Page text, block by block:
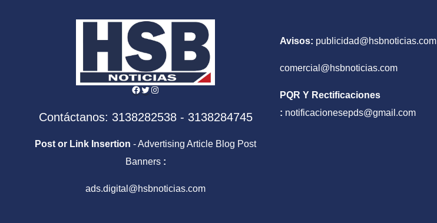
del Caribe
Facebook
Twitter
Instagram
Contáctanos: 3138282538 - 3138284745
Post or Link Insertion - Advertising Article Blog Post
Banners :
ads.digital@hsbnoticias.com
Avisos: publicidad@hsbnoticias.com
comercial@hsbnoticias.com
PQR Y Rectificaciones
: notificacionesepds@gmail.com